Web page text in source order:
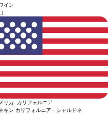
うな柔らかいテクスチャーのタンニン
庫切れの場合、在庫があり価格が同
次のヴィンテージに変更されます、ご
ュが残り、石灰のような柔らかいテ
萄品種
格が同様の場合は自動的に次のヴィ
イン
リカ カリフォルニア
キン カリフォルニア・シャルドネ